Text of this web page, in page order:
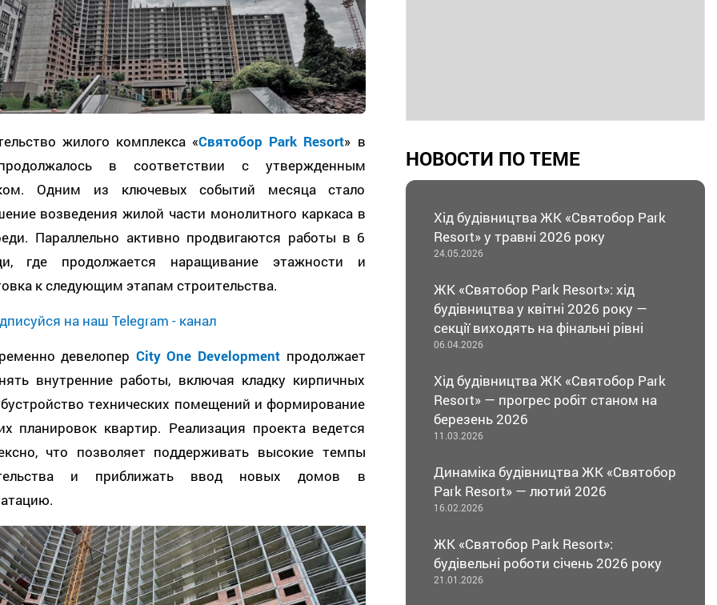
жилого комплекса «Святобор Park Resort» в
в соответствии с утвержденным
Одним из ключевых событий месяца стало
возведения жилой части монолитного каркаса в
Параллельно активно продвигаются работы в 6
где продолжается наращивание этажности и
к следующим этапам строительства.
на наш Telegram - канал
девелопер City One Developmentпродолжает
внутренние работы, включая кладку кирпичных
технических помещений и формирование
планировок квартир. Реализация проекта ведется
что позволяет поддерживать высокие темпы
и приближать ввод новых домов в
НОВОСТИ ПО ТЕМЕ
Хід будівництва ЖК «Святобор Park
Resort» у травні 2026 року
24.05.2026
ЖК «Святобор Park Resort»: хід
будівництва у квітні 2026 року —
секції виходять на фінальні рівні
06.04.2026
Хід будівництва ЖК «Святобор Park
Resort» — прогрес робіт станом на
березень 2026
11.03.2026
Динаміка будівництва ЖК «Святобор
Park Resort» — лютий 2026
16.02.2026
ЖК «Святобор Park Resort»:
будівельні роботи січень 2026 року
21.01.2026